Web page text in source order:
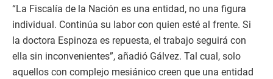
“La Fiscalía de la Nación es una entidad, no una figura
individual. Continúa su labor con quien esté al frente. Si
la doctora Espinoza es repuesta, el trabajo seguirá con
ella sin inconvenientes”, añadió Gálvez. Tal cual, solo
aquellos con complejo mesiánico creen que una entidad